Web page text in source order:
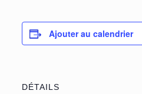
Ajouter au calendrier
DÉTAILS